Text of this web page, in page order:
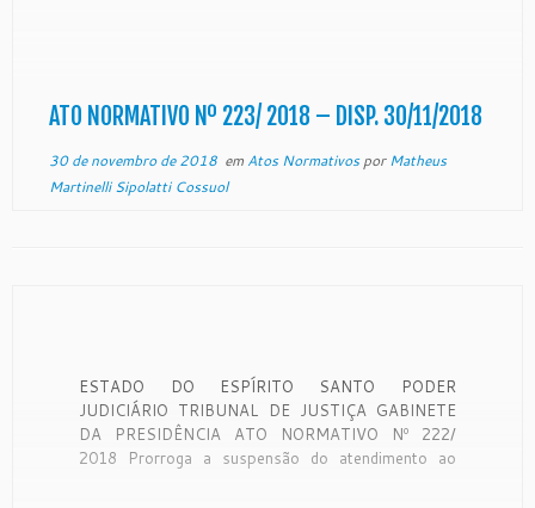
ATO NORMATIVO Nº 223/ 2018 – DISP. 30/11/2018
30 de novembro de 2018em Atos NormativosporMatheus
Martinelli Sipolatti Cossuol
ESTADO DO ESPÍRITO SANTO PODER
JUDICIÁRIO TRIBUNAL DE JUSTIÇA GABINETE
DA PRESIDÊNCIA ATO NORMATIVO Nº 222/
2018 Prorroga a suspensão do atendimento ao